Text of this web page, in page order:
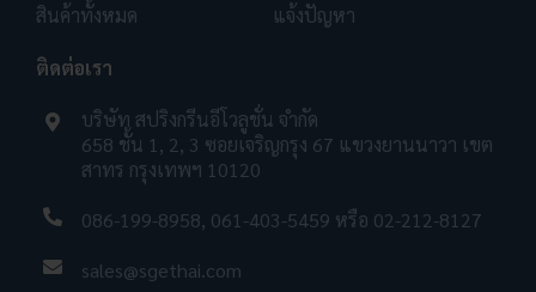
สินค้าทั้งหมด
แจ้งปัญหา
ติดต่อเรา
บริษัท สปริงกรีนอีโวลูชั่น จำกัด
658 ชั้น 1, 2, 3 ซอยเจริญกรุง 67 แขวงยานนาวา เขต
สาทร กรุงเทพฯ 10120
086-199-8958, 061-403-5459 หรือ 02-212-8127
sales@sgethai.com